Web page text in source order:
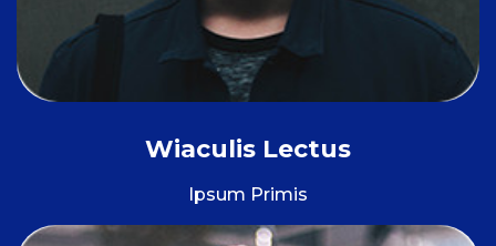
Wiaculis Lectus
Ipsum Primis